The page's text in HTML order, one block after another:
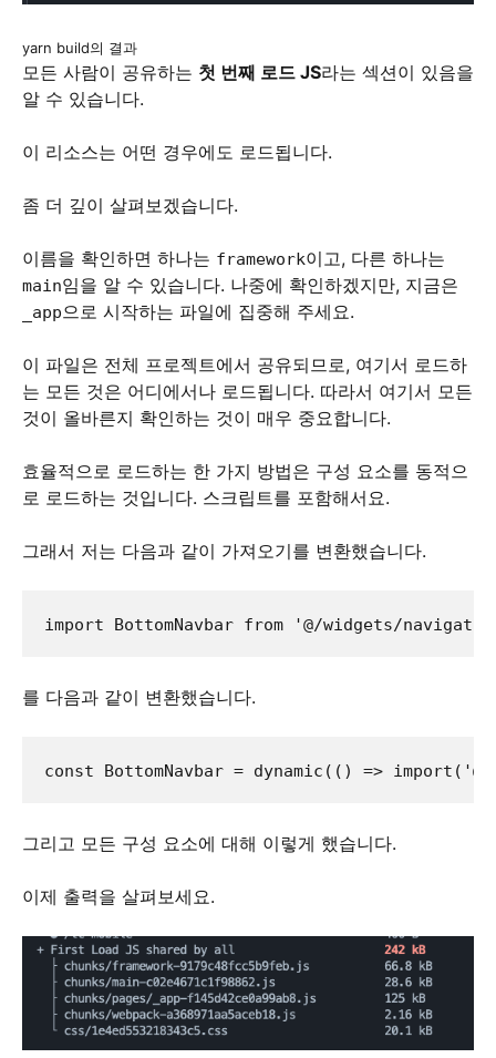
yarn build의 결과
모든 사람이 공유하는 첫 번째 로드 JS라는 섹션이 있음을
알 수 있습니다.
이 리소스는 어떤 경우에도 로드됩니다.
좀 더 깊이 살펴보겠습니다.
이름을 확인하면 하나는 framework이고, 다른 하나는
main임을 알 수 있습니다. 나중에 확인하겠지만, 지금은
_app으로 시작하는 파일에 집중해 주세요.
이 파일은 전체 프로젝트에서 공유되므로, 여기서 로드하
는 모든 것은 어디에서나 로드됩니다. 따라서 여기서 모든
것이 올바른지 확인하는 것이 매우 중요합니다.
효율적으로 로드하는 한 가지 방법은 구성 요소를 동적으
로 로드하는 것입니다. 스크립트를 포함해서요.
그래서 저는 다음과 같이 가져오기를 변환했습니다.
import BottomNavbar from '@/widgets/
를 다음과 같이 변환했습니다.
const BottomNavbar = dynamic(() =>
그리고 모든 구성 요소에 대해 이렇게 했습니다.
이제 출력을 살펴보세요.